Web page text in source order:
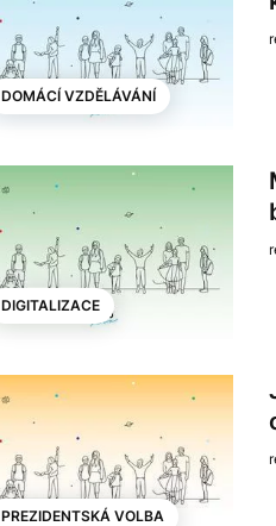
DOMÁCÍ VZDĚLÁVÁNÍ
DIGITALIZACE
PREZIDENTSKÁ VOLBA